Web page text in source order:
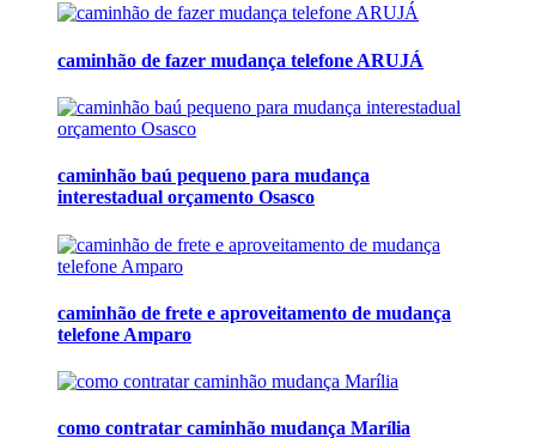
caminhão de fazer mudança telefone ARUJÁ
caminhão baú pequeno para mudança
interestadual orçamento Osasco
caminhão de frete e aproveitamento de mudança
telefone Amparo
como contratar caminhão mudança Marília